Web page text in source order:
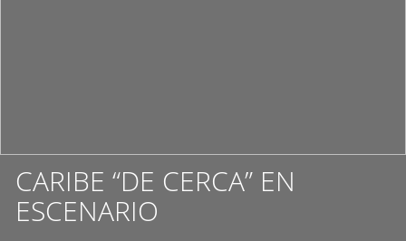
CARIBE “DE CERCA” EN
ESCENARIO